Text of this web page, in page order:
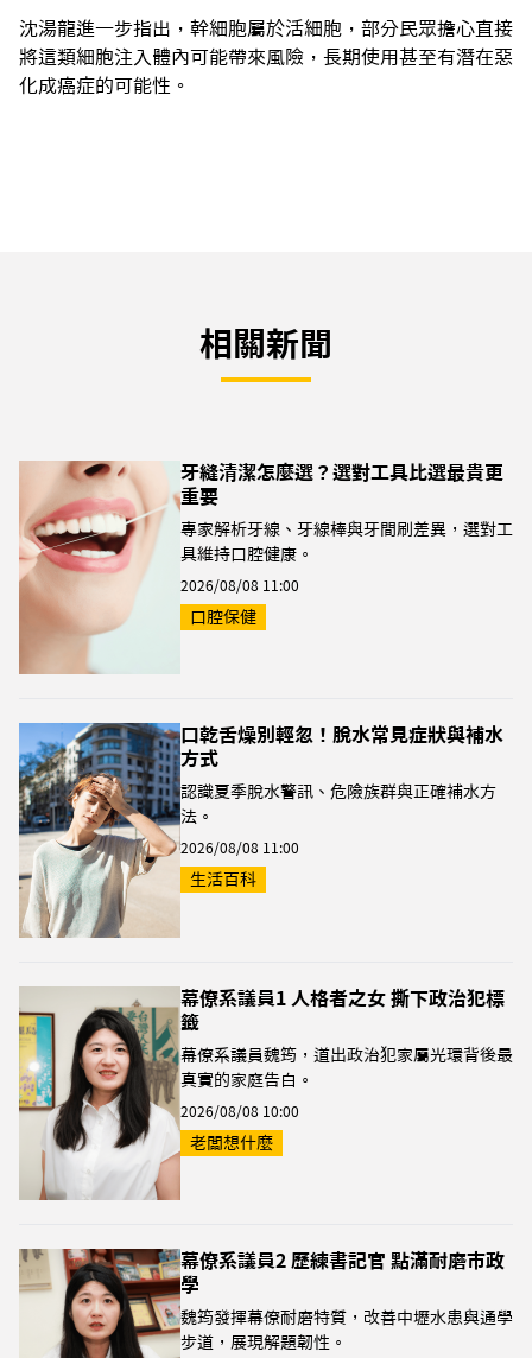
沈湯龍進一步指出，幹細胞屬於活細胞，部分民眾擔心直接
將這類細胞注入體內可能帶來風險，長期使用甚至有潛在惡
化成癌症的可能性。
相關新聞
牙縫清潔怎麼選？選對工具比選最貴更
重要
專家解析牙線、牙線棒與牙間刷差異，選對工
具維持口腔健康。
2026/08/08 11:00
口腔保健
口乾舌燥別輕忽！脫水常見症狀與補水
方式
認識夏季脫水警訊、危險族群與正確補水方
法。
2026/08/08 11:00
生活百科
幕僚系議員1 人格者之女 撕下政治犯標
籤
幕僚系議員魏筠，道出政治犯家屬光環背後最
真實的家庭告白。
2026/08/08 10:00
老闆想什麼
幕僚系議員2 歷練書記官 點滿耐磨市政
學
魏筠發揮幕僚耐磨特質，改善中壢水患與通學
步道，展現解題韌性。